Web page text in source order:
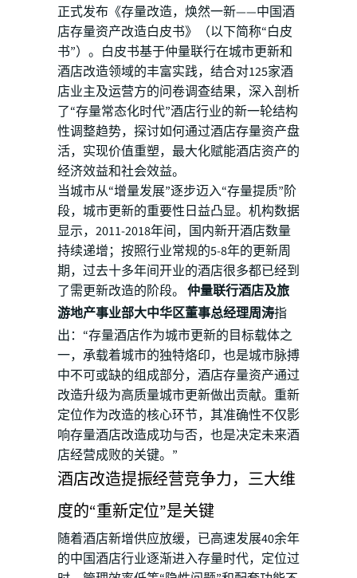
正式发布《存量改造，焕然一新——中国酒
店存量资产改造白皮书》（以下简称“白皮
书”）。白皮书基于仲量联行在城市更新和
酒店改造领域的丰富实践，结合对125家酒
店业主及运营方的问卷调查结果，深入剖析
了“存量常态化时代”酒店行业的新一轮结构
性调整趋势，探讨如何通过酒店存量资产盘
活，实现价值重塑，最大化赋能酒店资产的
经济效益和社会效益。
当城市从“增量发展”逐步迈入“存量提质”阶
段，城市更新的重要性日益凸显。机构数据
显示，2011-2018年间，国内新开酒店数量
持续递增；按照行业常规的5-8年的更新周
期，过去十多年间开业的酒店很多都已经到
了需更新改造的阶段。 仲量联行酒店及旅
游地产事业部大中华区董事总经理周涛指
出：“存量酒店作为城市更新的目标载体之
一，承载着城市的独特烙印，也是城市脉搏
中不可或缺的组成部分，酒店存量资产通过
改造升级为高质量城市更新做出贡献。重新
定位作为改造的核心环节，其准确性不仅影
响存量酒店改造成功与否，也是决定未来酒
店经营成败的关键。”
酒店改造提振经营竞争力，三大维
度的“重新定位”是关键
随着酒店新增供应放缓，已高速发展40余年
的中国酒店行业逐渐进入存量时代，定位过